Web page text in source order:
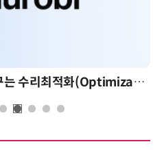
AI 시대의 의사결정을 바꾸는 수리최적화(Optimization): 실제 산업 적용 사례와 활용 전략